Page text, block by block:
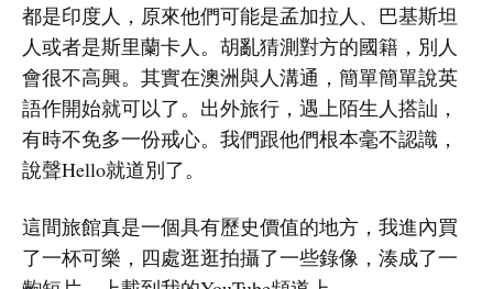
都是印度人，原來他們可能是孟加拉人、巴基斯坦
人或者是斯里蘭卡人。胡亂猜測對方的國籍，別人
會很不高興。其實在澳洲與人溝通，簡單簡單說英
語作開始就可以了。出外旅行，遇上陌生人搭訕，
有時不免多一份戒心。我們跟他們根本毫不認識，
說聲Hello就道別了。
這間旅館真是一個具有歷史價值的地方，我進內買
了一杯可樂，四處逛逛拍攝了一些錄像，湊成了一